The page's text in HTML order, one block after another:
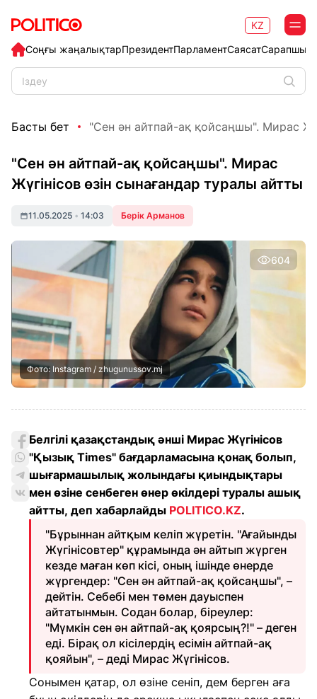
Соңғы жаңалықтарПрезидентПарламентСаясат
KZ
Басты бет "Сен ән айтпай-ақ қойсаңшы". Мирас
"Сен ән айтпай-ақ қойсаңшы". Мирас
Жүгінісов өзін сынағандар туралы айтты
11.05.2025 • 14:03 Берік Арманов
604
Фото: Instagram / zhugunussov.mj
Белгілі қазақстандық әнші Мирас Жүгінісов
"Қызық Times" бағдарламасына қонақ болып,
шығармашылық жолындағы қиындықтары
мен өзіне сенбеген өнер өкілдері туралы ашық
айтты, деп хабарлайды POLITICO.KZ.
"Бұрыннан айтқым келіп жүретін. "Ағайынды
Жүгінісовтер" құрамында ән айтып жүрген
кезде маған көп кісі, оның ішінде өнерде
жүргендер: "Сен ән айтпай-ақ қойсаңшы", –
дейтін. Себебі мен төмен дауыспен
айтатынмын. Содан болар, біреулер:
"Мүмкін сен ән айтпай-ақ қоярсың?!" – деген
еді. Бірақ ол кісілердің есімін айтпай-ақ
қояйын", – деді Мирас Жүгінісов.
Сонымен қатар, ол өзіне сеніп, дем берген аға